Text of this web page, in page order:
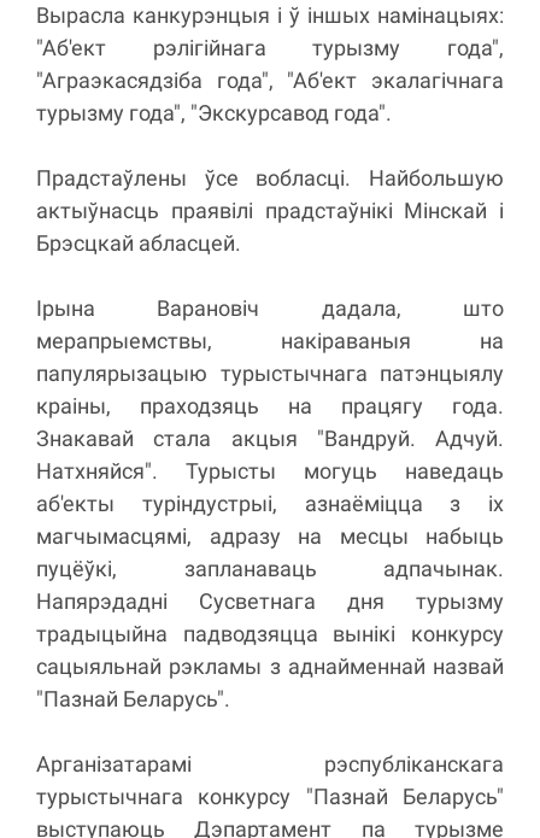
Вырасла канкурэнцыя і ў іншых намінацыях:
"Аб'ект рэлігійнага турызму года",
"Аграэкасядзіба года", "Аб'ект экалагічнага
турызму года", "Экскурсавод года".
Прадстаўлены ўсе вобласці. Найбольшую
актыўнасць праявілі прадстаўнікі Мінскай і
Брэсцкай абласцей.
Ірына Варановіч дадала, што
мерапрыемствы, накіраваныя на
папулярызацыю турыстычнага патэнцыялу
краіны, праходзяць на працягу года.
Знакавай стала акцыя "Вандруй. Адчуй.
Натхняйся". Турысты могуць наведаць
аб'екты туріндустрыі, азнаёміцца з іх
магчымасцямі, адразу на месцы набыць
пуцёўкі, запланаваць адпачынак.
Напярэдадні Сусветнага дня турызму
традыцыйна падводзяцца вынікі конкурсу
сацыяльнай рэкламы з аднайменнай назвай
"Пазнай Беларусь".
Арганізатарамі рэспубліканскага
турыстычнага конкурсу "Пазнай Беларусь"
выступаюць Дэпартамент па турызме